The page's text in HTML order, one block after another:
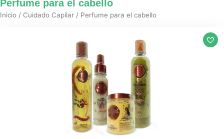
Perfume para el cabello
Inicio / Cuidado Capilar / Perfume para el cabello